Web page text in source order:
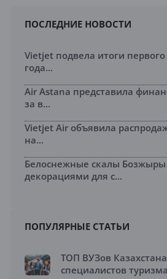
ПОСЛЕДНИЕ НОВОСТИ
Vietjet подвела итоги
года...
Air Astana представила
за в...
Vietjet Air объявила
на...
Белоснежные скалы Бозжыры
декорациями для с...
ПОПУЛЯРНЫЕ СТАТЬИ
ТОП ВУЗов
специалистов туризма